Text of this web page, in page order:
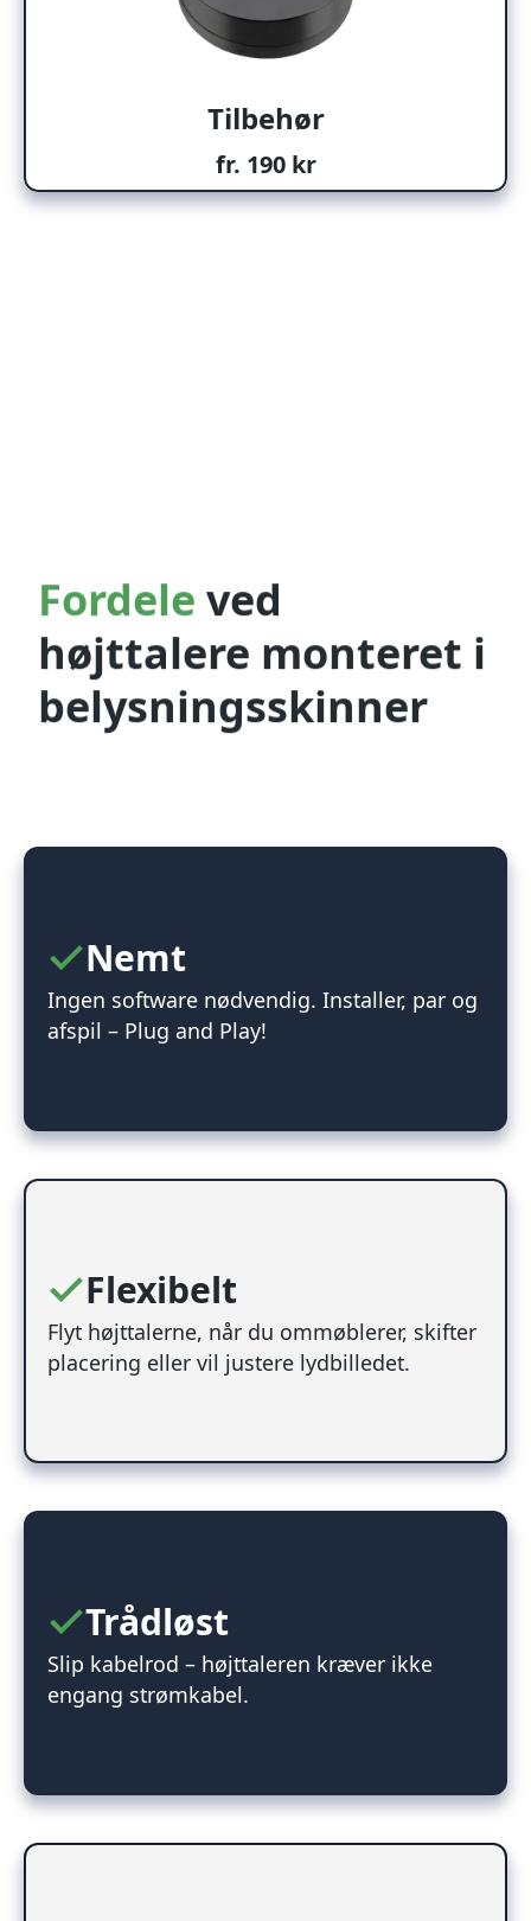
Tilbehør
fr. 190 kr
Fordele ved
højttalere monteret i
belysningsskinner
Nemt
Ingen software nødvendig. Installer, par og
afspil – Plug and Play!
Flexibelt
Flyt højttalerne, når du ommøblerer, skifter
placering eller vil justere lydbilledet.
Trådløst
Slip kabelrod – højttaleren kræver ikke
engang strømkabel.